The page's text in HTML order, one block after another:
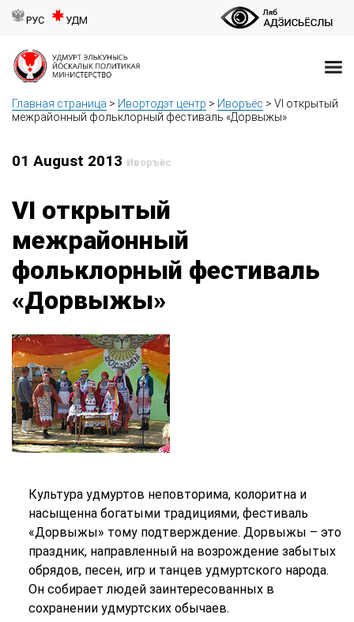
РУС УДМ
Главная страница > Ивортодэт центр > Иворъёс > VI открытый
межрайонный фольклорный фестиваль «Дорвыжы»
01 August 2013 Иворъёс
VI открытый
межрайонный
фольклорный фестиваль
«Дорвыжы»
Культура удмуртов неповторима, колоритна и
насыщенна богатыми традициями, фестиваль
«Дорвыжы» тому подтверждение. Дорвыжы – это
праздник, направленный на возрождение забытых
обрядов, песен, игр и танцев удмуртского народа.
Он собирает людей заинтересованных в
сохранении удмуртских обычаев.